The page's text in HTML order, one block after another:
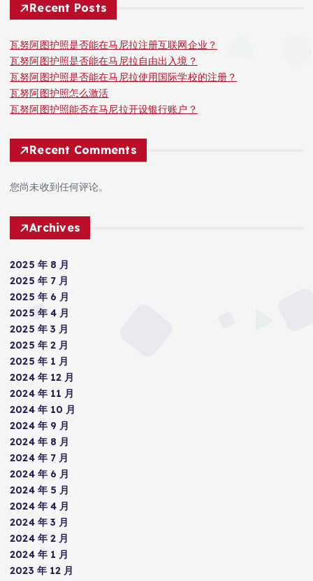
Recent Posts
瓦努阿图护照是否能在马尼拉注册互联网企业？
瓦努阿图护照是否能在马尼拉自由出入境？
瓦努阿图护照是否能在马尼拉使用国际学校的注册？
瓦努阿图护照怎么激活
瓦努阿图护照能否在马尼拉开设银行账户？
Recent Comments
您尚未收到任何评论。
Archives
2025 年 8 月
2025 年 7 月
2025 年 6 月
2025 年 4 月
2025 年 3 月
2025 年 2 月
2025 年 1 月
2024 年 12 月
2024 年 11 月
2024 年 10 月
2024 年 9 月
2024 年 8 月
2024 年 7 月
2024 年 6 月
2024 年 5 月
2024 年 4 月
2024 年 3 月
2024 年 2 月
2024 年 1 月
2023 年 12 月